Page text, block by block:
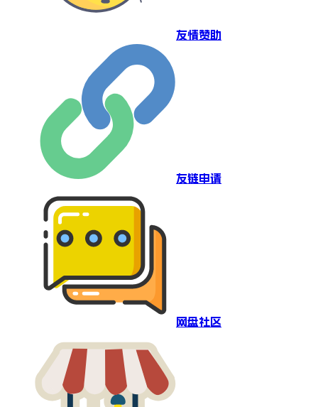
友情赞助
友链申请
网盘社区